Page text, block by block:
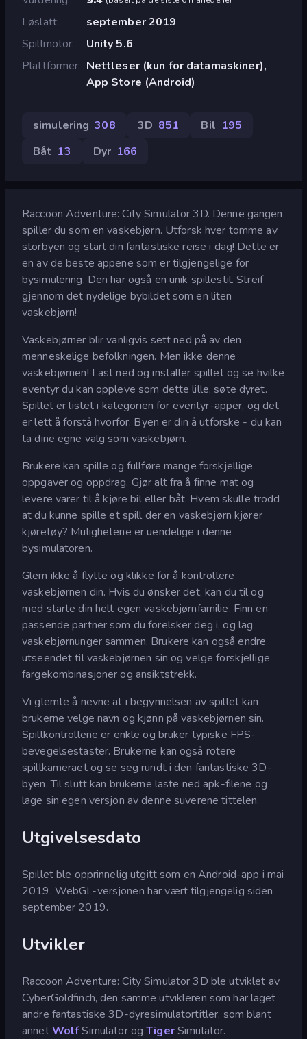
Løslatt
september 2019
Spillmotor
Unity 5.6
Plattformer Nettleser (kun for datamaskiner),
App Store (Android)
simulering 308 3D 851 Bil 195
Båt 13 Dyr 166
Raccoon Adventure: City Simulator 3D. Denne gangen
spiller du som en vaskebjørn. Utforsk hver tomme av
storbyen og start din fantastiske reise i dag! Dette er
en av de beste appene som er tilgjengelige for
bysimulering. Den har også en unik spillestil. Streif
gjennom det nydelige bybildet som en liten
vaskebjørn!
Vaskebjørner blir vanligvis sett ned på av den
menneskelige befolkningen. Men ikke denne
vaskebjørnen! Last ned og installer spillet og se hvilke
eventyr du kan oppleve som dette lille, søte dyret.
Spillet er listet i kategorien for eventyr-apper, og det
er lett å forstå hvorfor. Byen er din å utforske - du kan
ta dine egne valg som vaskebjørn.
Brukere kan spille og fullføre mange forskjellige
oppgaver og oppdrag. Gjør alt fra å finne mat og
levere varer til å kjøre bil eller båt. Hvem skulle trodd
at du kunne spille et spill der en vaskebjørn kjører
kjøretøy? Mulighetene er uendelige i denne
bysimulatoren.
Glem ikke å flytte og klikke for å kontrollere
vaskebjørnen din. Hvis du ønsker det, kan du til og
med starte din helt egen vaskebjørnfamilie. Finn en
passende partner som du forelsker deg i, og lag
vaskebjørnunger sammen. Brukere kan også endre
utseendet til vaskebjørnen sin og velge forskjellige
fargekombinasjoner og ansiktstrekk.
Vi glemte å nevne at i begynnelsen av spillet kan
brukerne velge navn og kjønn på vaskebjørnen sin.
Spillkontrollene er enkle og bruker typiske FPS-
bevegelsestaster. Brukerne kan også rotere
spillkameraet og se seg rundt i den fantastiske 3D-
byen. Til slutt kan brukerne laste ned apk-filene og
lage sin egen versjon av denne suverene tittelen.
Utgivelsesdato
Spillet ble opprinnelig utgitt som en Android-app i mai
2019. WebGL-versjonen har vært tilgjengelig siden
september 2019.
Utvikler
Raccoon Adventure: City Simulator 3D ble utviklet av
CyberGoldfinch, den samme utvikleren som har laget
andre fantastiske 3D-dyresimulatortitler, som blant
annetWolfSimulator ogTigerSimulator.